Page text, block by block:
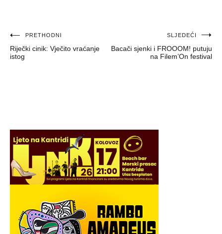
Navigacija
objava
PRETHODNI
Riječki cinik: Vječito vraćanje
istog
SLJEDEĆI
Bacači sjenki i FROOOM! putuju
na Filem’On festival